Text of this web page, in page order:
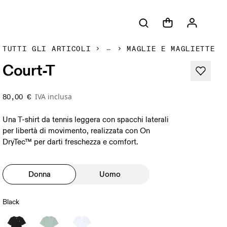
TUTTI GLI ARTICOLI MAGLIE E MAGLIETTE
Court-T
80,00 € IVA inclusa
Una T-shirt da tennis leggera con spacchi laterali
per libertà di movimento, realizzata con On
DryTec™ per darti freschezza e comfort.
Donna Uomo
Black